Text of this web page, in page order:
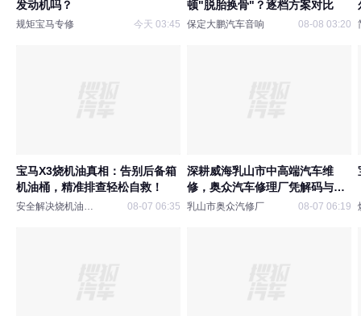
发动机吗？
规矩宝马专修 今天 03:45
顿"脱胎换骨"？逐档方案对比
保定大鹏汽车音响 08-08 03:20
宝马X3烧机油真相：告别后备箱
机油桶，精准排查轻松自救！
安全解决烧机油问题的 08-07 06:35
深耕威海乳山市中高端汽车维
修，奥众汽车修理厂凭解码与精
准调校，底盘防锈与电路养护经
乳山市奥众汽修厂 08-07 06:19